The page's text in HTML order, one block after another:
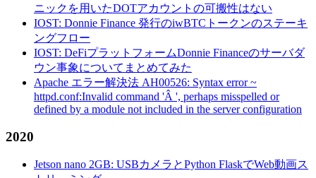
ニックを用いたDOTアカウントの可搬性はない
IOST: Donnie Finance 発行のiwBTCトークンのステーキ
ングフロー
IOST: DeFiプラットフォームDonnie Financeのサーバダ
ウン事象についてまとめてみた
Apache エラー解決法 AH00526: Syntax error ~
httpd.conf:Invalid command 'Â ', perhaps misspelled or
defined by a module not included in the server configuration
2020
Jetson nano 2GB: USBカメラとPython FlaskでWeb動画ス